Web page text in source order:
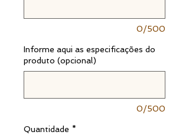
0/500
Informe aqui as especificações do
produto (opcional)
0/500
Quantidade *